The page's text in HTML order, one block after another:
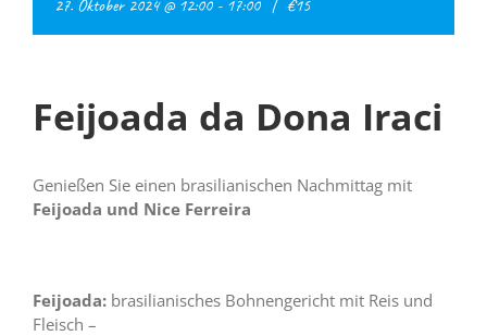
27. Oktober 2024 @ 12:00- 17:00 | €15
Feijoada da Dona Iraci
Genießen Sie einen brasilianischen Nachmittag mit
Feijoada und Nice Ferreira
Feijoada: brasilianisches Bohnengericht mit Reis und
Fleisch –